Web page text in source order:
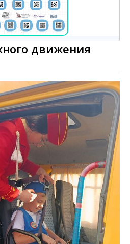
движения